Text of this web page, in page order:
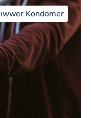
Kondomer